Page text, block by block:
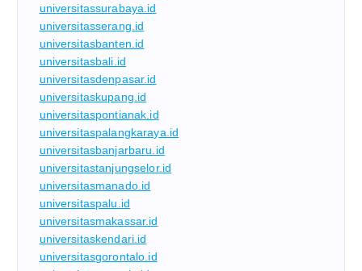
universitassurabaya.id
universitasserang.id
universitasbanten.id
universitasbali.id
universitasdenpasar.id
universitaskupang.id
universitaspontianak.id
universitaspalangkaraya.id
universitasbanjarbaru.id
universitastanjungselor.id
universitasmanado.id
universitaspalu.id
universitasmakassar.id
universitaskendari.id
universitasgorontalo.id